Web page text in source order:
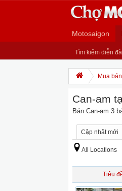
Motosaigon
Tìm kiếm diễn
Mua
Can-am
Bán Can-am 3
Cập nhật mới
All Locations
Tiêu